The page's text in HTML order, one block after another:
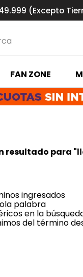
(Excepto
FAN ZONE
resultado para "
ingresados
palabra
en la
del término